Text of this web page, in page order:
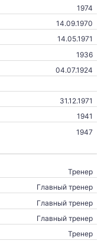
1974
14.09.1970
14.05.1971
1936
04.07.1924
31.12.1971
1941
1947
Тренер
Главный тренер
Главный тренер
Главный тренер
Тренер